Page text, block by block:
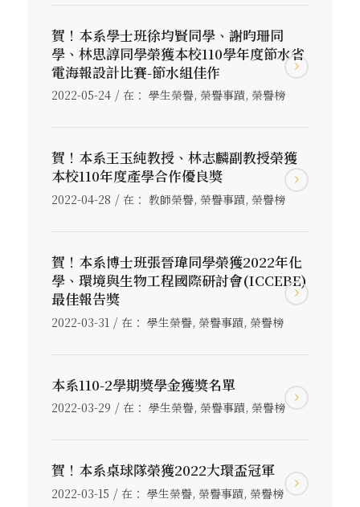
賀！本系學士班徐均賢同學、謝昀珊同
學、林思諄同學榮獲本校110學年度節水省
電海報設計比賽-節水組佳作
2022-05-24 / 在： 學生榮譽, 榮譽事蹟, 榮譽榜
賀！本系王玉純教授、林志麟副教授榮獲
本校110年度產學合作優良獎
2022-04-28 / 在： 教師榮譽, 榮譽事蹟, 榮譽榜
賀！本系博士班張晉瑋同學榮獲2022年化
學、環境與生物工程國際研討會(ICCEBE)
最佳報告獎
2022-03-31 / 在： 學生榮譽, 榮譽事蹟, 榮譽榜
本系110-2學期獎學金獲獎名單
2022-03-29 / 在： 學生榮譽, 榮譽事蹟, 榮譽榜
賀！本系桌球隊榮獲2022大環盃冠軍
2022-03-15 / 在： 學生榮譽, 榮譽事蹟, 榮譽榜